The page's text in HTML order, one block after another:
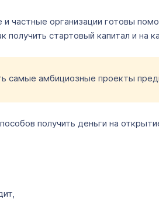
и частные организации готовы
получить стартовый капитал и
самые амбициозные проекты
получить деньги на